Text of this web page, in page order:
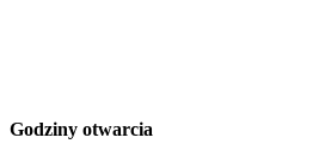
Godziny otwarcia